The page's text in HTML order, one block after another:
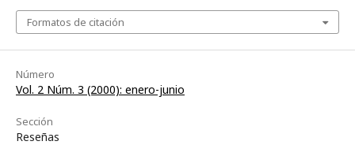
Formatos de citación
Número
Vol. 2 Núm. 3 (2000): enero-junio
Sección
Reseñas